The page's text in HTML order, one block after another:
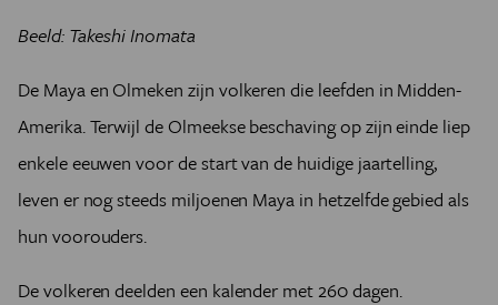
Beeld: Takeshi Inomata
De Maya en Olmeken zijn volkeren die leefden in Midden-
Amerika. Terwijl de Olmeekse beschaving op zijn einde liep
enkele eeuwen voor de start van de huidige jaartelling,
leven er nog steeds miljoenen Maya in hetzelfde gebied als
hun voorouders.
De volkeren deelden een kalender met 260 dagen.